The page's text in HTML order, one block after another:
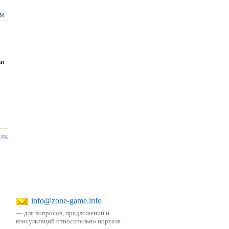
info@zone-game.info
— для вопросов, предложений и
консультаций относительно портала.